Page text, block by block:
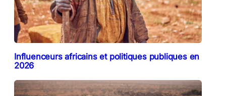
Influenceurs africains et politiques publiques en
2026